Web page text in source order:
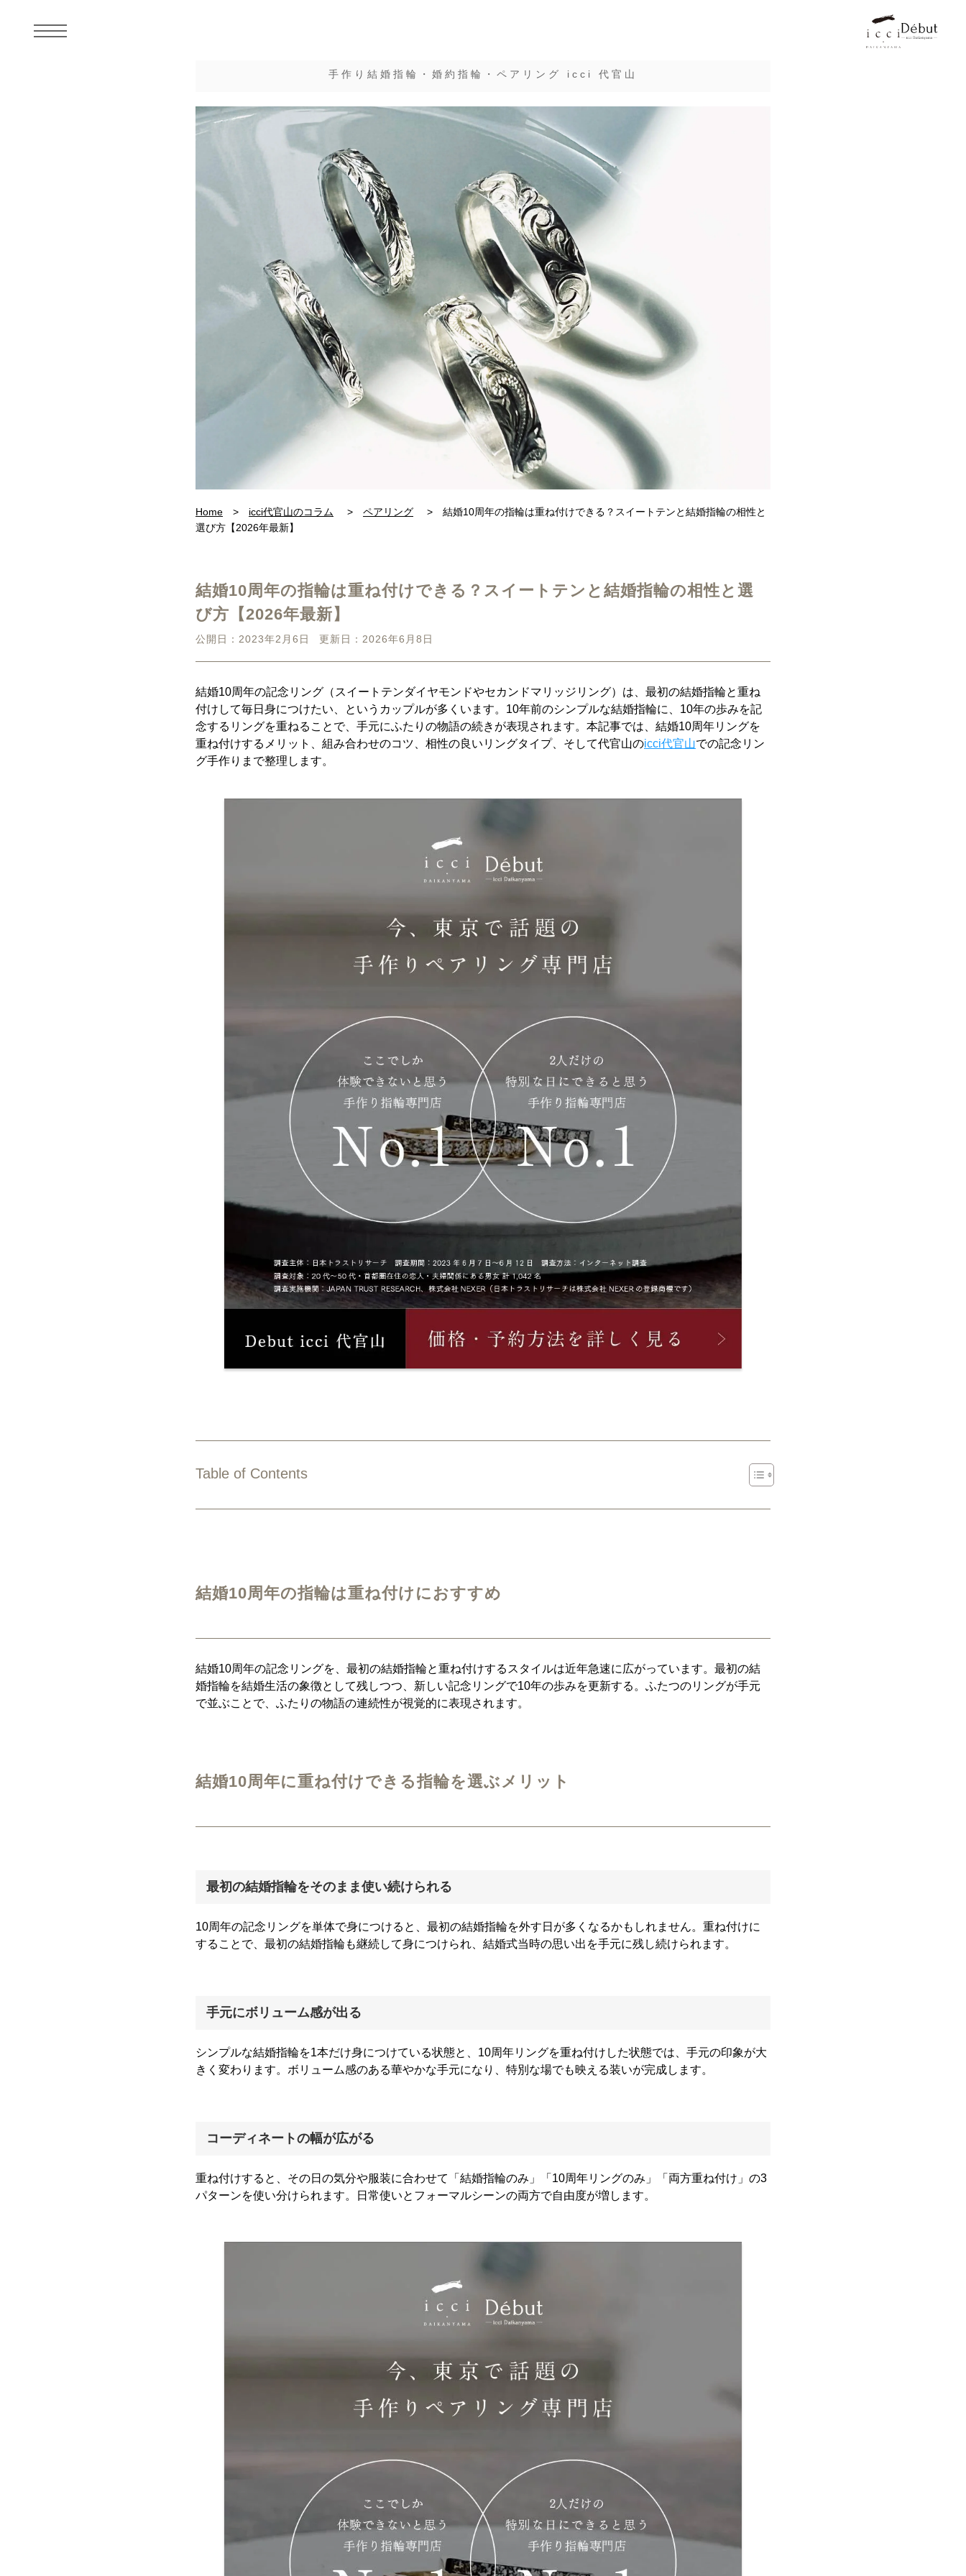
手作り結婚指輪・婚約指輪・ペアリング icci 代官山
Home > icci代官山のコラム > ペアリング >
結婚10周年の指輪は重ね付けできる？スイートテンと結婚指輪の相性と
選び方【2026年最新】
結婚10周年の指輪は重ね付けできる？スイートテンと結婚指輪の相性と選
び方【2026年最新】
公開日：2023年2月6日 更新日：2026年6月8日
結婚10周年の記念リング（スイートテンダイヤモンドやセカンドマリッジリング）は、最初の結婚指輪と重ね
付けして毎日身につけたい、というカップルが多くいます。10年前のシンプルな結婚指輪に、10年の歩みを記
念するリングを重ねることで、手元にふたりの物語の続きが表現されます。本記事では、結婚10周年リングを
重ね付けするメリット、組み合わせのコツ、相性の良いリングタイプ、そして代官山のicci代官山での記念リン
グ手作りまで整理します。
Table of Contents
結婚10周年の指輪は重ね付けにおすすめ
結婚10周年の記念リングを、最初の結婚指輪と重ね付けするスタイルは近年急速に広がっています。最初の結
婚指輪を結婚生活の象徴として残しつつ、新しい記念リングで10年の歩みを更新する。ふたつのリングが手元
で並ぶことで、ふたりの物語の連続性が視覚的に表現されます。
結婚10周年に重ね付けできる指輪を選ぶメリット
最初の結婚指輪をそのまま使い続けられる
10周年の記念リングを単体で身につけると、最初の結婚指輪を外す日が多くなるかもしれません。重ね付けに
することで、最初の結婚指輪も継続して身につけられ、結婚式当時の思い出を手元に残し続けられます。
手元にボリューム感が出る
シンプルな結婚指輪を1本だけ身につけている状態と、10周年リングを重ね付けした状態では、手元の印象が大
きく変わります。ボリューム感のある華やかな手元になり、特別な場でも映える装いが完成します。
コーディネートの幅が広がる
重ね付けすると、その日の気分や服装に合わせて「結婚指輪のみ」「10周年リングのみ」「両方重ね付け」の3
パターンを使い分けられます。日常使いとフォーマルシーンの両方で自由度が増します。